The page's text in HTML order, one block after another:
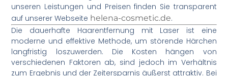
unseren Leistungen und Preisen finden Sie transparent
auf unserer Webseite helena-cosmetic.de.
Die dauerhafte Haarentfernung mit Laser ist eine
moderne und effektive Methode, um störende Härchen
langfristig loszuwerden. Die Kosten hängen von
verschiedenen Faktoren ab, sind jedoch im Verhältnis
zum Ergebnis und der Zeitersparnis äußerst attraktiv. Bei